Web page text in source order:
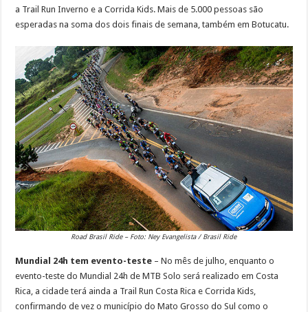
a Trail Run Inverno e a Corrida Kids. Mais de 5.000 pessoas são
esperadas na soma dos dois finais de semana, também em Botucatu.
Road Brasil Ride – Foto: Ney Evangelista / Brasil Ride
Mundial 24h tem evento-teste – No mês de julho, enquanto o
evento-teste do Mundial 24h de MTB Solo será realizado em Costa
Rica, a cidade terá ainda a Trail Run Costa Rica e Corrida Kids,
confirmando de vez o município do Mato Grosso do Sul como o